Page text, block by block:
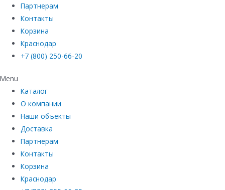
Партнерам
Контакты
Корзина
Краснодар
+7 (800) 250-66-20
Menu
Каталог
О компании
Наши объекты
Доставка
Партнерам
Контакты
Корзина
Краснодар